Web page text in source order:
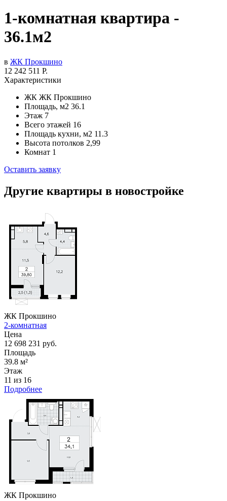
1-комнатная квартира -
36.1м2
в ЖК Прокшино
12 242 511 Р.
Характеристики
ЖК ЖК Прокшино
Площадь, м2 36.1
Этаж 7
Всего этажей 16
Площадь кухни, м2 11.3
Высота потолков 2,99
Комнат 1
Оставить заявку
Другие квартиры в новостройке
ЖК Прокшино
2-комнатная
Цена
12 698 231 руб.
Площадь
39.8 м²
Этаж
11 из 16
Подробнее
ЖК Прокшино